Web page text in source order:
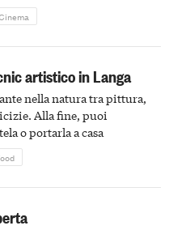
artistico in Langa
nella natura tra pittura,
Alla fine, puoi
o portarla a casa